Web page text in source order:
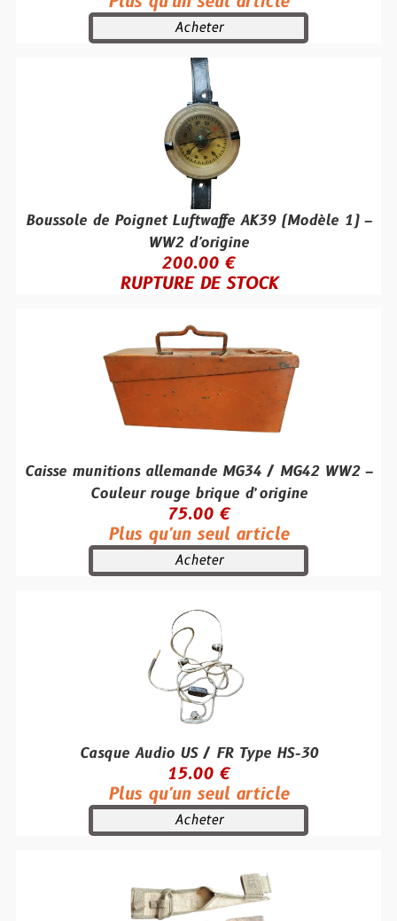
Acheter
Boussole de Poignet Luftwaffe AK39 (Modèle 1) –
WW2 d'origine
200.00 €
RUPTURE DE STOCK
Caisse munitions allemande MG34 / MG42 WW2 –
Couleur rouge brique d’origine
75.00 €
Plus qu'un seul article
Acheter
Casque Audio US / FR Type HS-30
15.00 €
Plus qu'un seul article
Acheter